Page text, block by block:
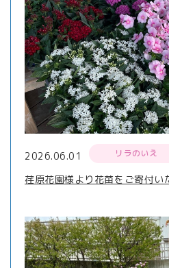
2026.06.01 リラのいえ
荏原花園様より花苗をご寄付い